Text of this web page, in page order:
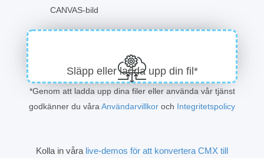
CANVAS-bild
Släpp eller ladda upp din fil*
*Genom att ladda upp dina filer eller använda vår tjänst
godkänner du våra Användarvillkor och Integritetspolicy
Kolla in våra live-demos för att konvertera CMX till